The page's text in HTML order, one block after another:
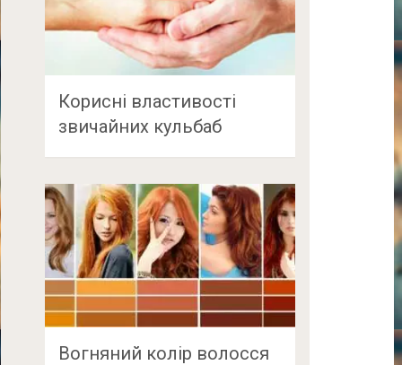
Корисні властивості
звичайних кульбаб
Вогняний колір волосся